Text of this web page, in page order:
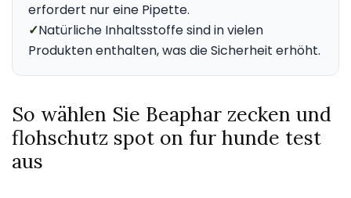
erfordert nur eine Pipette.
✓Natürliche Inhaltsstoffe sind in vielen
Produkten enthalten, was die Sicherheit erhöht.
So wählen Sie Beaphar zecken und
flohschutz spot on fur hunde test
aus